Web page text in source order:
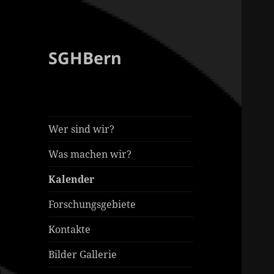
SGHBern
Wer sind wir?
Was machen wir?
Kalender
Forschungsgebiete
Kontakte
Bilder Gallerie